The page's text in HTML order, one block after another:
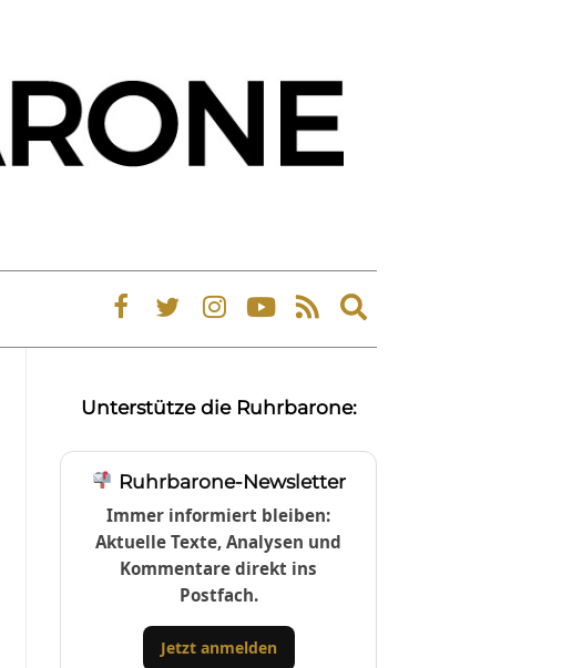
Expand
search
Unterstütze die Ruhrbarone:
Ruhrbarone-Newsletter
Immer informiert bleiben:
Aktuelle Texte, Analysen und
Kommentare direkt ins
Postfach.
Jetzt anmelden